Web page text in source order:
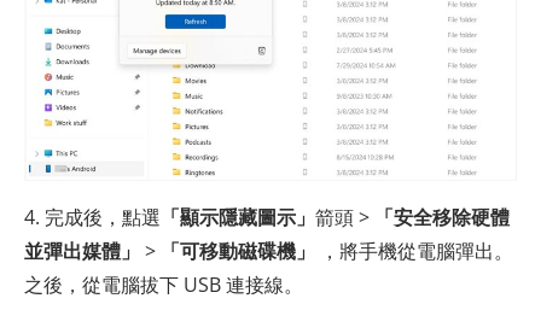
4. 完成後，點選 「顯示隱藏圖示」 箭頭 > 「安全移除硬體
並彈出媒體」 > 「可移動磁碟機」
，將手機從電腦彈出。
之後，從電腦拔下 USB 連接線。